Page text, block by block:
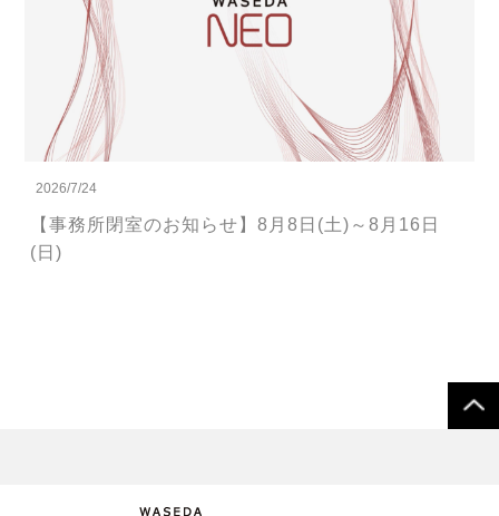
2026/7/24
【事務所閉室のお知らせ】8月8日(土)～8月16日
(日)